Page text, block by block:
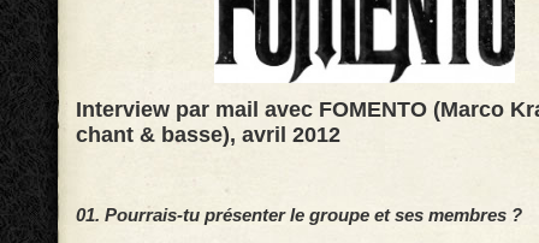
Interview par mail avec FOMENTO (Marco
chant & basse), avril 2012
01. Pourrais-tu présenter le groupe et ses membres ?